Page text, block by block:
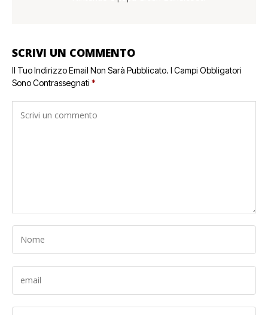
SCRIVI UN COMMENTO
Il Tuo Indirizzo Email Non Sarà Pubblicato. I Campi Obbligatori
Sono Contrassegnati *